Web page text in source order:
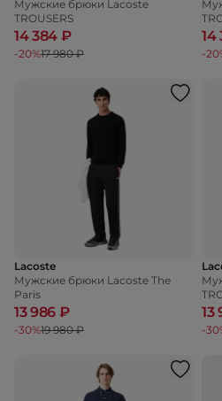
Мужские брюки Lacoste
TROUSERS
14 384 ₽
-20%17 980 ₽
14
-
Lacoste
Мужские брюки Lacoste The
Paris
13 986 ₽
-30%19 980 ₽
13
-